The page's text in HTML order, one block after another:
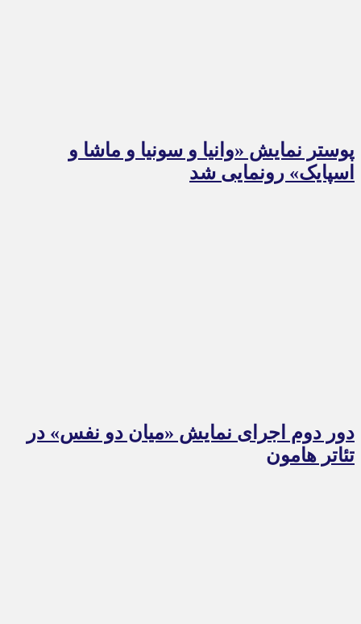
پوستر نمایش «وانیا و سونیا و ماشا و
اسپایک» رونمایی شد
دور دوم اجرای نمایش «میان دو نفس» در
تئاتر هامون